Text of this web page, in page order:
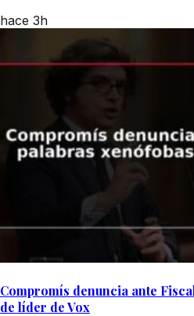
hace 3h
Compromís denuncia ante
de líder de Vox